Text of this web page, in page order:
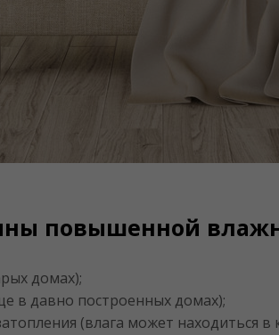
повышенной
домах);
в давно построенных домах);
(влага может находиться в